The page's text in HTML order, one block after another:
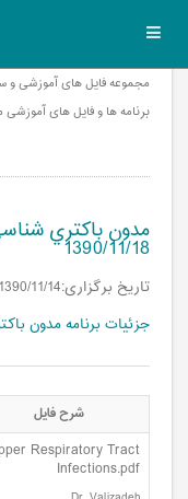
مجموعه فایل های آموزشی و
برنامه ها و فایل های آموزشی
1390/11/18
تاریخ برگزاری:1390/11/14
جزئیات برنامه مدون باكتري شناسي
شرح فایل
Respiratory Tract
Infections.pdf